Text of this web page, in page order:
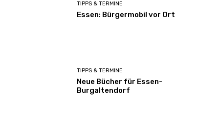
TIPPS & TERMINE
Essen: Bürgermobil vor Ort
TIPPS & TERMINE
Neue Bücher für Essen-
Burgaltendorf